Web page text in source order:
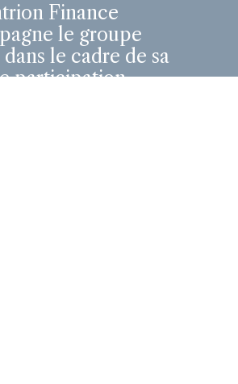
Finance
le groupe
le cadre de sa
participation